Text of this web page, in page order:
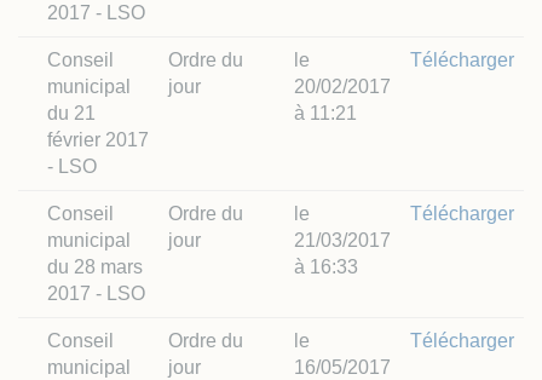
2017 - LSO
Conseil
municipal
du 21
février 2017
- LSO
Ordre du
jour
le
20/02/2017
à 11:21
Télécharger
Conseil
municipal
du 28 mars
2017 - LSO
Ordre du
jour
le
21/03/2017
à 16:33
Télécharger
Conseil
municipal
Ordre du
jour
le
16/05/2017
Télécharger